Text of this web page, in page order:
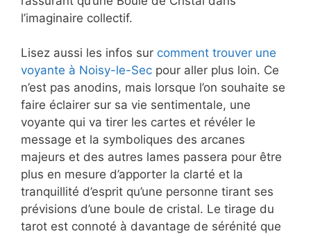
l’imaginaire collectif.
Lisez aussi les infos sur comment trouver une
voyante à Noisy-le-Sec pour aller plus loin. Ce
n’est pas anodins, mais lorsque l’on souhaite se
faire éclairer sur sa vie sentimentale, une
voyante qui va tirer les cartes et révéler le
message et la symboliques des arcanes
majeurs et des autres lames passera pour être
plus en mesure d’apporter la clarté et la
tranquillité d’esprit qu’une personne tirant ses
prévisions d’une boule de cristal. Le tirage du
tarot est connoté à davantage de sérénité que